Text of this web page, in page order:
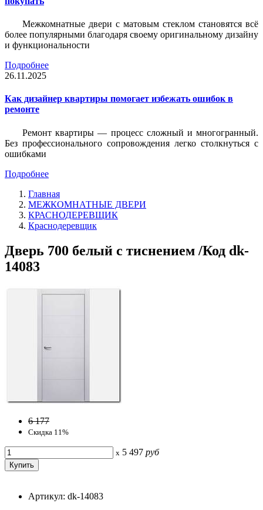
Межкомнатные двери с матовым стеклом становятся всё
более популярными благодаря своему оригинальному дизайну
и функциональности
Подробнее
26.11.2025
Как дизайнер квартиры помогает избежать ошибок в
ремонте
Ремонт квартиры — процесс сложный и многогранный.
Без профессионального сопровождения легко столкнуться с
ошибками
Подробнее
Главная
МЕЖКОМНАТНЫЕ ДВЕРИ
КРАСНОДЕРЕВЩИК
Краснодеревщик
Дверь 700 белый с тиснением /Код dk-
14083
6 177
Скидка 11%
x 5 497 руб
Артикул: dk-14083